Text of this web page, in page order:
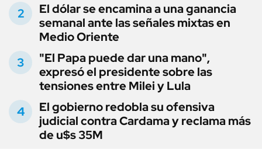
El dólar se encamina a una ganancia
semanal ante las señales mixtas en
Medio Oriente
"El Papa puede dar una mano",
expresó el presidente sobre las
tensiones entre Milei y Lula
El gobierno redobla su ofensiva
judicial contra Cardama y reclama más
de u$s 35M